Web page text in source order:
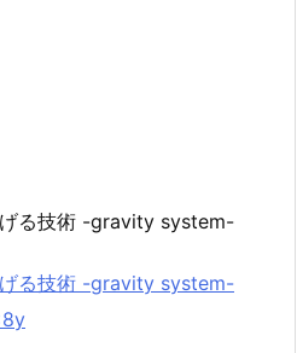
る技術 -gravity system-
る技術 -gravity system-